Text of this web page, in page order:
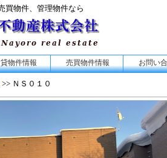
買物件、管理物件なら
物件情報 売買物件情報 お問い
>> ＮＳ０１０